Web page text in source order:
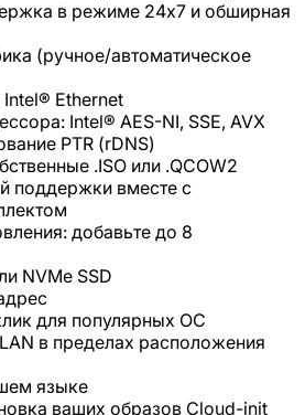
в режиме 24x7 и обширная
(ручное/автоматическое
Ethernet
Intel® AES-NI, SSE, AVX
PTR (rDNS)
.ISO или .QCOW2
поддержки вместе с
добавьте до 8
NVMe SSD
для популярных ОС
в пределах расположения
языке
ваших образов Cloud-init